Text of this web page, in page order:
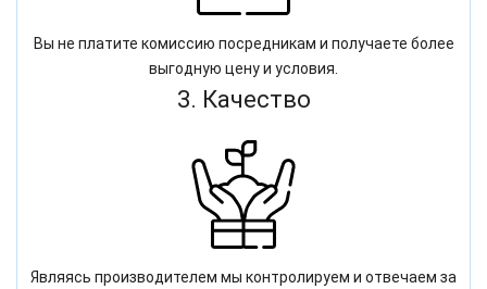
Вы не платите комиссию посредникам и получаете более
выгодную цену и условия.
3. Качество
Являясь производителем мы контролируем и отвечаем за